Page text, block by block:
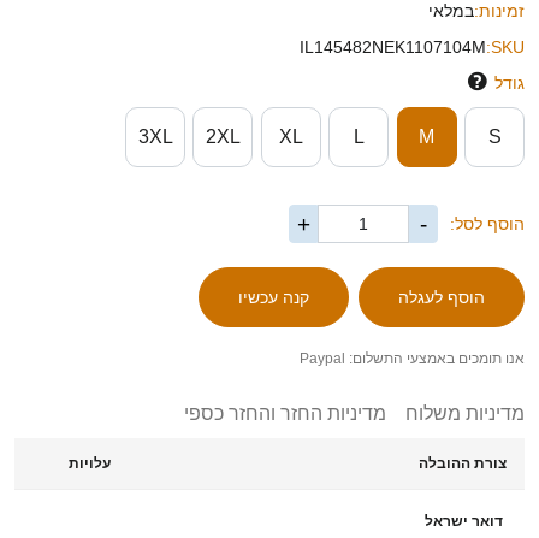
זמינות:במלאי
SKU:
IL145482NEK1107104M
גודל
S
M
L
XL
2XL
3XL
הוסף לסל: -
+
אנו תומכים באמצעי התשלום: Paypal
מדיניות משלוח מדיניות החזר והחזר כספי
צורת ההובלה עלויות
דואר ישראל